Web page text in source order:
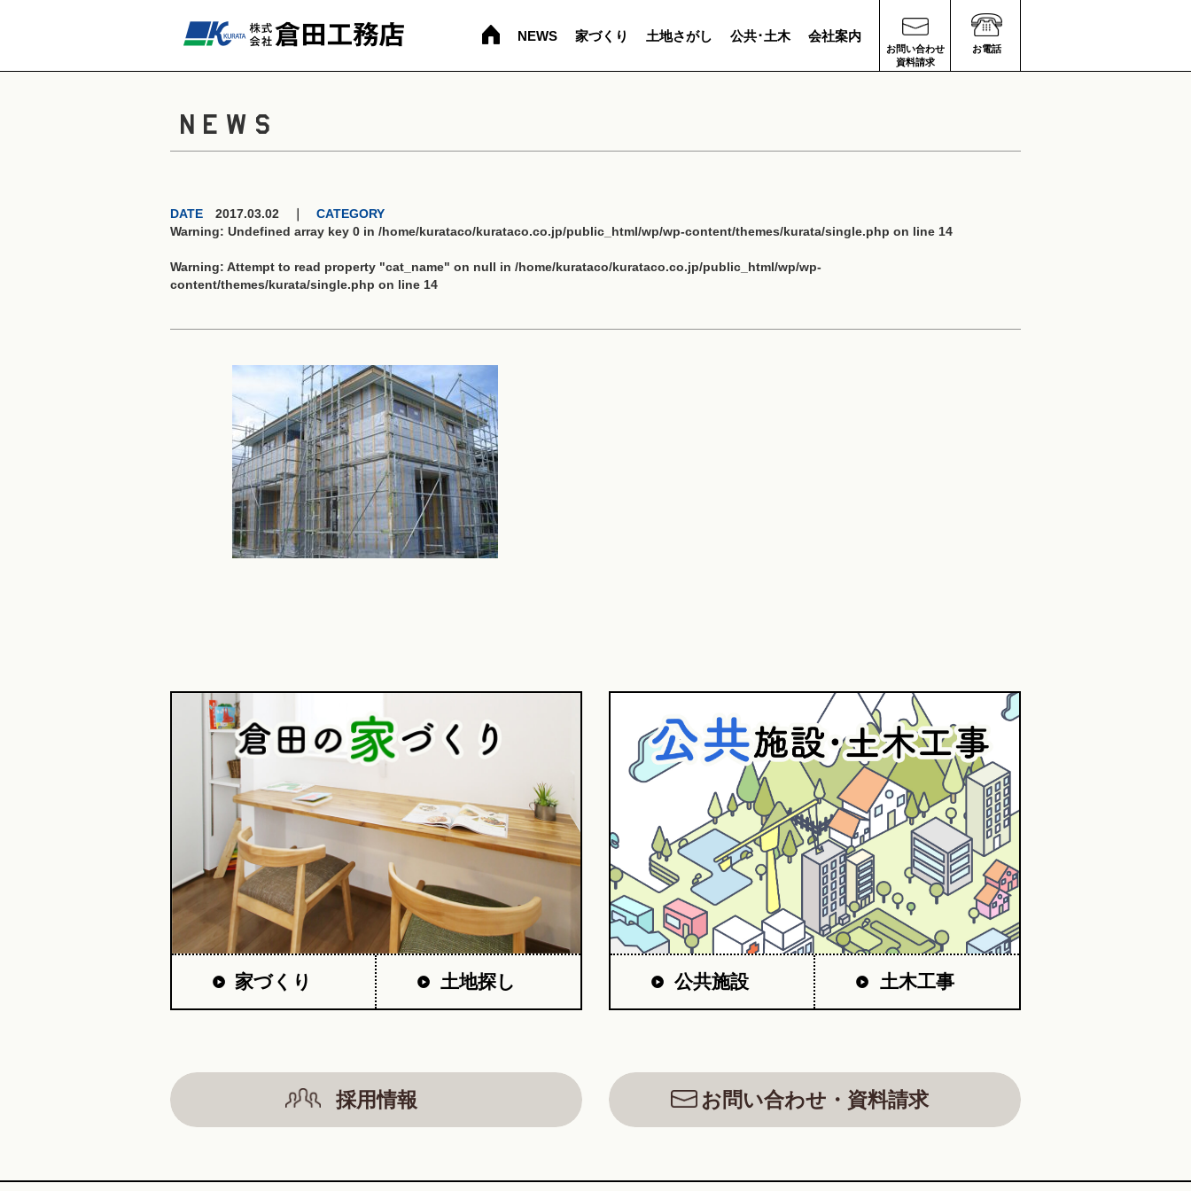
NEWS 家づくり 土地さがし 公共･土木 会社案内
お問い合わせ
資料請求
お電話
NEWS
DATE 2017.03.02 ｜ CATEGORY
Warning: Undefined array key 0 in /home/kurataco/kurataco.co.jp/public_html/wp/wp-content/themes/kurata/single.php on line 14
Warning: Attempt to read property "cat_name" on null in /home/kurataco/kurataco.co.jp/public_html/wp/wp-
content/themes/kurata/single.php on line 14
家づくり 土地探し 公共施設 土木工事
採用情報 お問い合わせ・資料請求